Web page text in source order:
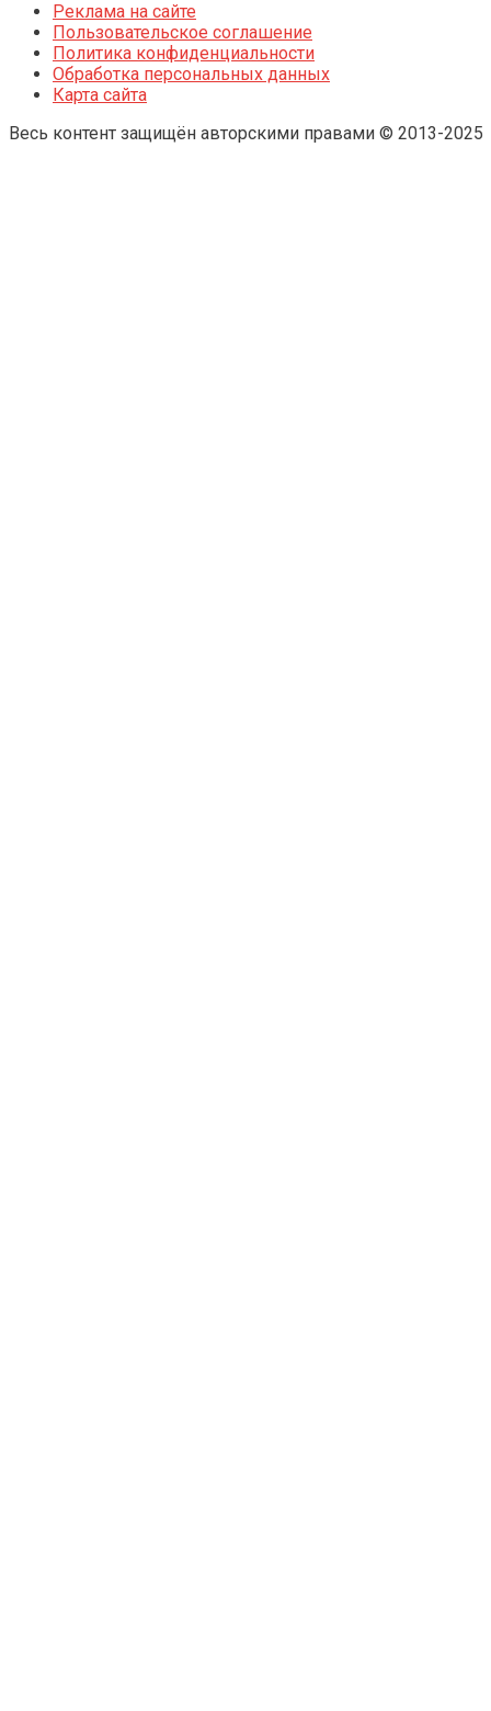
Реклама на сайте
Пользовательское соглашение
Политика конфиденциальности
Обработка персональных данных
Карта сайта
Весь контент защищён авторскими правами © 2013-2025